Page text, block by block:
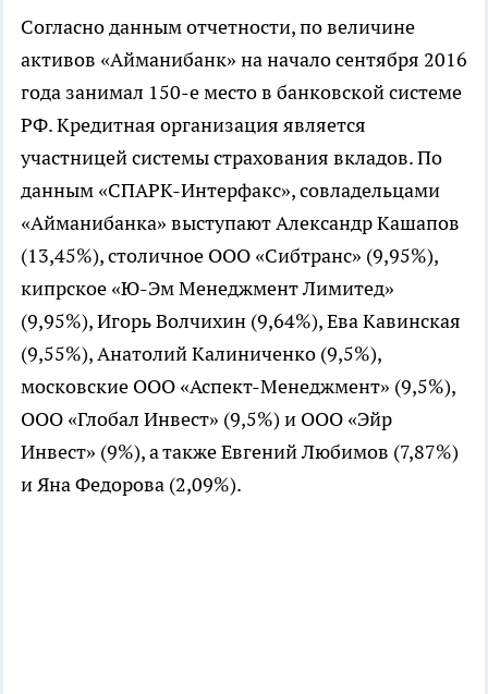
Согласно данным отчетности, по величине
активов «Айманибанк» на начало сентября 2016
года занимал 150-е место в банковской системе
РФ. Кредитная организация является
участницей системы страхования вкладов. По
данным «СПАРК-Интерфакс», совладельцами
«Айманибанка» выступают Александр Кашапов
(13,45%), столичное ООО «Сибтранс» (9,95%),
кипрское «Ю-Эм Менеджмент Лимитед»
(9,95%), Игорь Волчихин (9,64%), Ева Кавинская
(9,55%), Анатолий Калиниченко (9,5%),
московские ООО «Аспект-Менеджмент» (9,5%),
ООО «Глобал Инвест» (9,5%) и ООО «Эйр
Инвест» (9%), а также Евгений Любимов (7,87%)
и Яна Федорова (2,09%).